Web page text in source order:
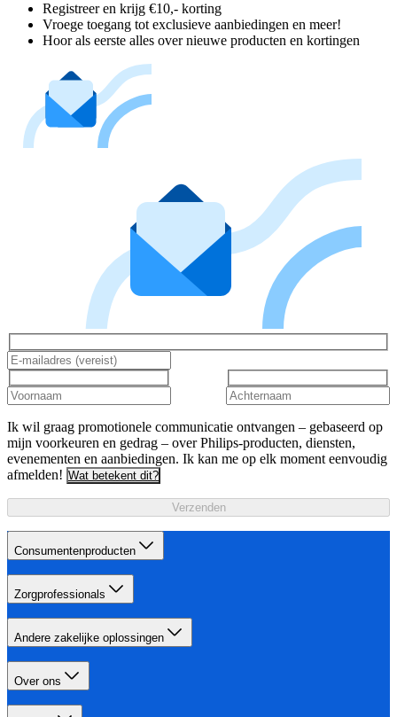
Registreer en krijg €10,- korting
Vroege toegang tot exclusieve aanbiedingen en meer!
Hoor als eerste alles over nieuwe producten en kortingen
Ik wil graag promotionele communicatie ontvangen – gebaseerd op
mijn voorkeuren en gedrag – over Philips-producten, diensten,
evenementen en aanbiedingen. Ik kan me op elk moment eenvoudig
afmelden! Wat betekent dit?
Verzenden
Consumentenproducten
Zorgprofessionals
Andere zakelijke oplossingen
Over ons